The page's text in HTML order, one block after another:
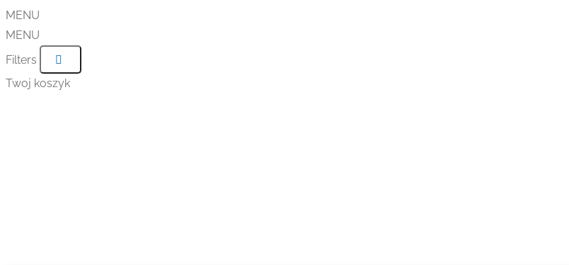
MENU
MENU
Filters
Twoj koszyk